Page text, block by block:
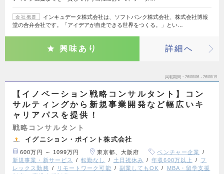
会社概要
インキュデータ株式会社は、ソフトバンク株式会社、株式会社博報
堂の合弁会社です。「アイデアが自走できる世界をつくる。」とい…
興味あり 詳細へ
掲載期間 26/08/06～26/08/19
【イノベーション戦略コンサルタント】コン
サルティングから新規事業開発など幅広いキ
ャリアパスを提供！
戦略コンサルタント
イグニション・ポイント株式会社
600万円 ～ 1099万円 東京都、大阪府
ベンチャー企業
新規事業・新サービス
転勤なし 土日祝休み 年収600万以上
フ
レックス勤務
リモートワーク可能 副業してもOK
MBA・留学支援